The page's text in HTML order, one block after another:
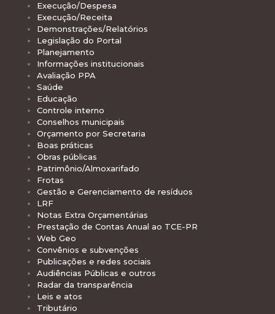
Execução/Despesa
Execução/Receita
Demonstrações/Relatórios
Legislação do Portal
Planejamento
Informações institucionais
Avaliação PPA
Saúde
Educação
Controle interno
Conselhos municipais
Orçamento por Secretaria
Boas práticas
Obras públicas
Patrimônio/Almoxarifado
Frotas
Gestão e Gerenciamento de resíduos
LRF
Notas Extra Orçamentárias
Prestação de Contas Anual ao TCE-PR
Web Geo
Convênios e subvenções
Publicações e redes sociais
Audiências Públicas e outros
Radar da transparência
Leis e atos
Tributário